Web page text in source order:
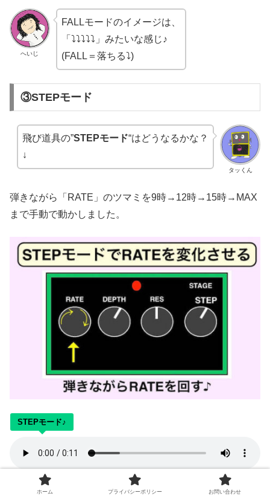
へいじ
FALLモードのイメージは、
「⤵︎⤵︎⤵︎⤵︎⤵︎」みたいな感じ♪
(FALL＝落ちる⤵︎)
③STEPモード
タッくん
飛び道具の”STEPモード“はどうなるかな？
↓
弾きながら「RATE」のツマミを9時→12時→15時→MAX
まで手動で動かしました。
STEPモード♪
ホーム プライバシーポリシー お問い合わせ